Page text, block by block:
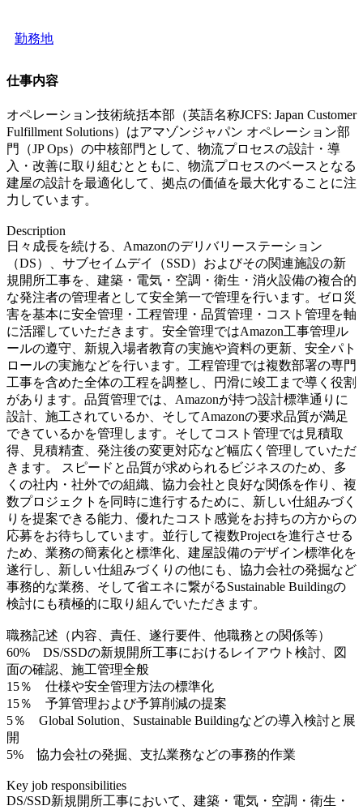
勤務地
仕事内容
オペレーション技術統括本部（英語名称JCFS: Japan Customer
Fulfillment Solutions）はアマゾンジャパン オペレーション部
門（JP Ops）の中核部門として、物流プロセスの設計・導
入・改善に取り組むとともに、物流プロセスのベースとなる
建屋の設計を最適化して、拠点の価値を最大化することに注
力しています。
Description
日々成長を続ける、Amazonのデリバリーステーション
（DS）、サブセイムデイ（SSD）およびその関連施設の新
規開所工事を、建築・電気・空調・衛生・消火設備の複合的
な発注者の管理者として安全第一で管理を行います。ゼロ災
害を基本に安全管理・工程管理・品質管理・コスト管理を軸
に活躍していただきます。安全管理ではAmazon工事管理ル
ールの遵守、新規入場者教育の実施や資料の更新、安全パト
ロールの実施などを行います。工程管理では複数部署の専門
工事を含めた全体の工程を調整し、円滑に竣工まで導く役割
があります。品質管理では、Amazonが持つ設計標準通りに
設計、施工されているか、そしてAmazonの要求品質が満足
できているかを管理します。そしてコスト管理では見積取
得、見積精査、発注後の変更対応など幅広く管理していただ
きます。 スピードと品質が求められるビジネスのため、多
くの社内・社外での組織、協力会社と良好な関係を作り、複
数プロジェクトを同時に進行するために、新しい仕組みづく
りを提案できる能力、優れたコスト感覚をお持ちの方からの
応募をお待ちしています。並行して複数Projectを進行させる
ため、業務の簡素化と標準化、建屋設備のデザイン標準化を
遂行し、新しい仕組みづくりの他にも、協力会社の発掘など
事務的な業務、そして省エネに繋がるSustainable Buildingの
検討にも積極的に取り組んでいただきます。
職務記述（内容、責任、遂行要件、他職務との関係等）
60% DS/SSDの新規開所工事におけるレイアウト検討、図
面の確認、施工管理全般
15％ 仕様や安全管理方法の標準化
15％ 予算管理および予算削減の提案
5％ Global Solution、Sustainable Buildingなどの導入検討と展
開
5% 協力会社の発掘、支払業務などの事務的作業
Key job responsibilities
DS/SSD新規開所工事において、建築・電気・空調・衛生・